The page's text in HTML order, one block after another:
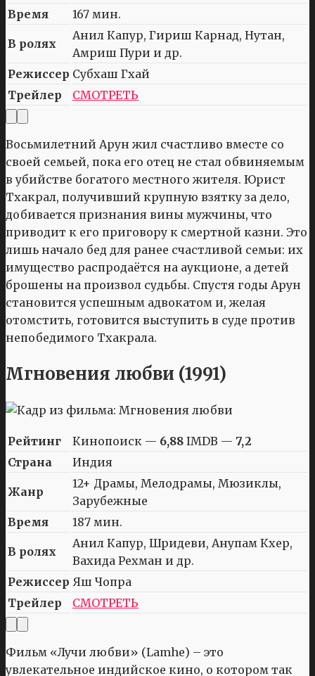
Время
167 мин.
В ролях
Анил Капур, Гириш Карнад, Нутан,
Амриш Пури и др.
Режиссер Субхаш Гхай
Трейлер
СМОТРЕТЬ
Восьмилетний Арун жил счастливо вместе со
своей семьей, пока его отец не стал обвиняемым
в убийстве богатого местного жителя. Юрист
Тхакрал, получивший крупную взятку за дело,
добивается признания вины мужчины, что
приводит к его приговору к смертной казни. Это
лишь начало бед для ранее счастливой семьи: их
имущество распродаётся на аукционе, а детей
брошены на произвол судьбы. Спустя годы Арун
становится успешным адвокатом и, желая
отомстить, готовится выступить в суде против
непобедимого Тхакрала.
Мгновения любви (1991)
Рейтинг Кинопоиск — 6,88 IMDB — 7,2
Страна
Индия
Жанр
12+ Драмы, Мелодрамы, Мюзиклы,
Зарубежные
Время
187 мин.
В ролях
Анил Капур, Шридеви, Анупам Кхер,
Вахида Рехман и др.
Режиссер Яш Чопра
Трейлер
СМОТРЕТЬ
Фильм «Лучи любви» (Lamhe) – это
увлекательное индийское кино, о котором так